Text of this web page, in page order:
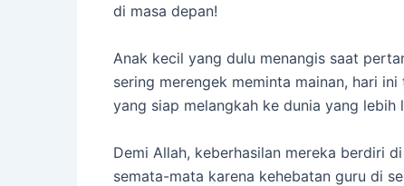
di masa depan!
​Anak kecil yang dulu menangis saat
sering merengek meminta mainan, hari
yang siap melangkah ke dunia yang lebih
​Demi Allah, keberhasilan mereka berdiri
semata-mata karena kehebatan guru di